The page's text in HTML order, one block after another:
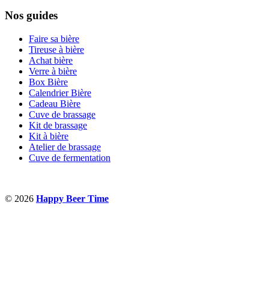
Nos guides
Faire sa bière
Tireuse à bière
Achat bière
Verre à bière
Box Bière
Calendrier Bière
Cadeau Bière
Cuve de brassage
Kit de brassage
Kit à bière
Atelier de brassage
Cuve de fermentation
© 2026 Happy Beer Time